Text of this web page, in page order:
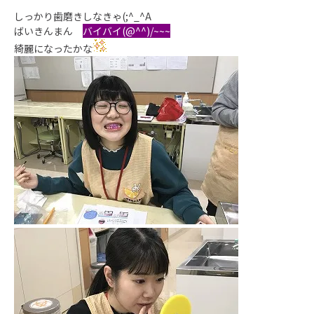
しっかり歯磨きしなきゃ(;^_^A
ばいきんまん バイバイ(@^^)/~~~
綺麗になったかな